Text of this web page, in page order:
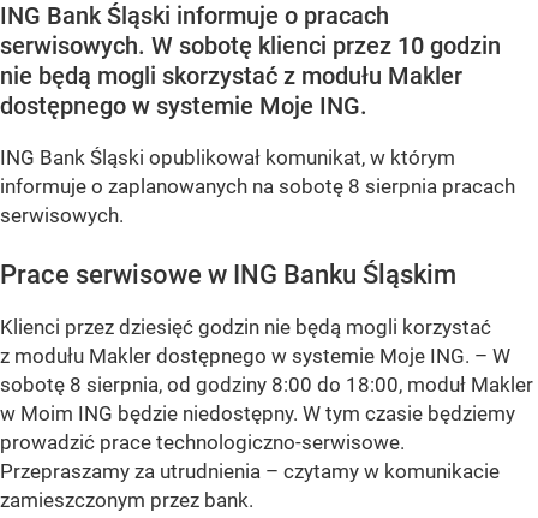
ING Bank Śląski informuje o pracach
serwisowych. W sobotę klienci przez 10 godzin
nie będą mogli skorzystać z modułu Makler
dostępnego w systemie Moje ING.
ING Bank Śląski opublikował komunikat, w którym
informuje o zaplanowanych na sobotę 8 sierpnia pracach
serwisowych.
Prace serwisowe w ING Banku Śląskim
Klienci przez dziesięć godzin nie będą mogli korzystać
z modułu Makler dostępnego w systemie Moje ING. – W
sobotę 8 sierpnia, od godziny 8:00 do 18:00, moduł Makler
w Moim ING będzie niedostępny. W tym czasie będziemy
prowadzić prace technologiczno-serwisowe.
Przepraszamy za utrudnienia – czytamy w komunikacie
zamieszczonym przez bank.